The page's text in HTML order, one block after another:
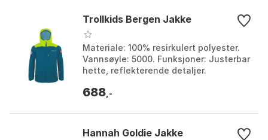
Trollkids Bergen Jakke
Materiale: 100% resirkulert polyester.
Vannsøyle: 5000. Funksjoner: Justerbar
hette, reflekterende detaljer.
Farge: Aqua haze ...
688 ,-
Hannah Goldie Jakke